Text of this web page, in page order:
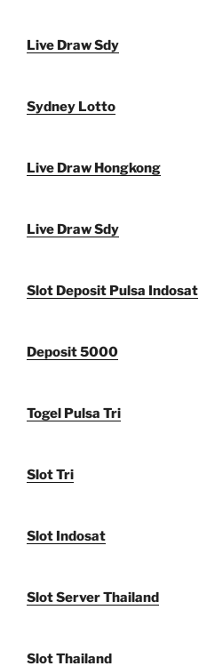
Live Draw Sdy
Sydney Lotto
Live Draw Hongkong
Live Draw Sdy
Slot Deposit Pulsa Indosat
Deposit 5000
Togel Pulsa Tri
Slot Tri
Slot Indosat
Slot Server Thailand
Slot Thailand